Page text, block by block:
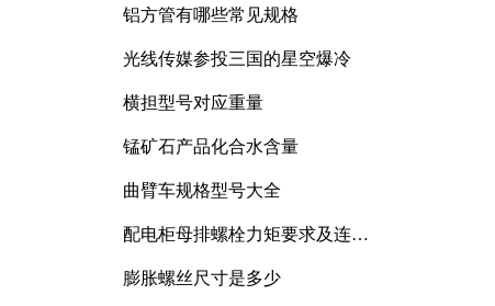
铝方管有哪些常见规格
光线传媒参投三国的星空爆冷
横担型号对应重量
锰矿石产品化合水含量
曲臂车规格型号大全
配电柜母排螺栓力矩要求及连接
膨胀螺丝尺寸是多少